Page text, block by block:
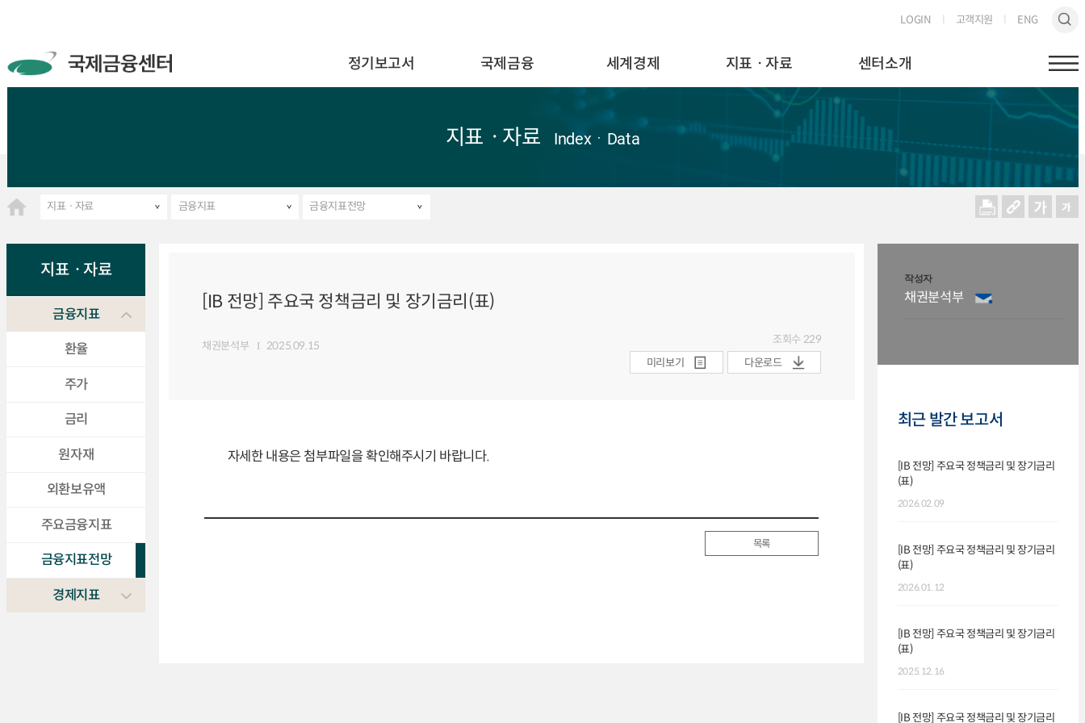
LOGIN 고객지원 ENG
정기보고서 국제금융 세계경제 지표ㆍ자료 센터소개
지표ㆍ자료 IndexㆍData
지표ㆍ자료 금융지표 금융지표전망
지표ㆍ자료
금융지표
환율
주가
금리
원자재
외환보유액
주요금융지표
금융지표전망
경제지표
[IB 전망] 주요국 정책금리 및 장기금리(표)
채권분석부 2025.09.15 조회수 229
미리보기
다운로드
자세한 내용은 첨부파일을 확인해주시기 바랍니다.
목록
작성자
채권분석부
최근 발간 보고서
[IB 전망] 주요국 정책금리 및 장기금리
(표)
2026.02.09
[IB 전망] 주요국 정책금리 및 장기금리
(표)
2026.01.12
[IB 전망] 주요국 정책금리 및 장기금리
(표)
2025.12.16
[IB 전망] 주요국 정책금리 및 장기금리